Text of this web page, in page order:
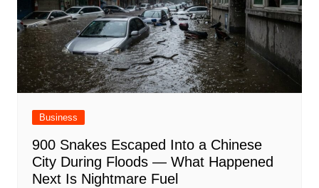
Business
900 Snakes Escaped Into a Chinese
City During Floods — What Happened
Next Is Nightmare Fuel